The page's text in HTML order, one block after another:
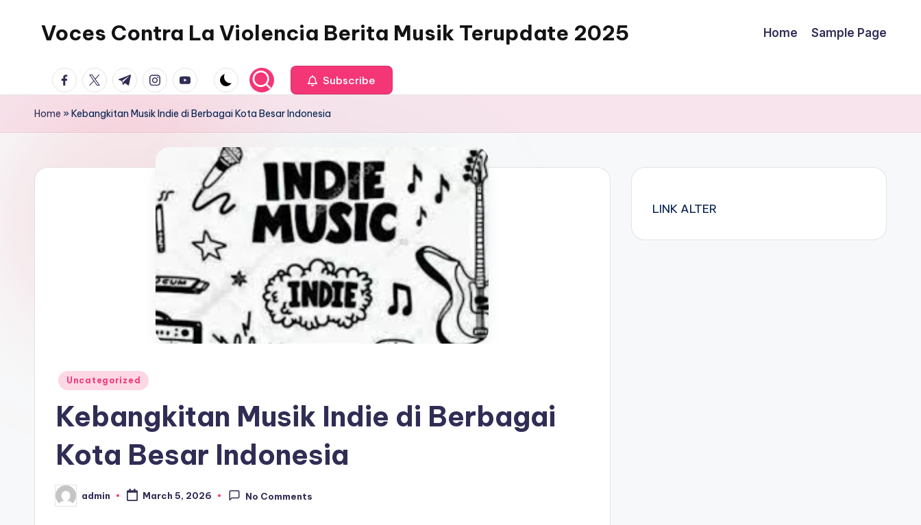
Voces Contra La Violencia Berita Musik Terupdate 2025 Home Sample Page
facebook.com
twitter.com
t.me instagram.com
youtube.com Subscribe
Home »Kebangkitan Musik Indie di Berbagai Kota Besar Indonesia
Posted
Uncategorized
Kebangkitan Musik Indie di Berbagai
Kota Besar Indonesia
Posted
by
admin March 5, 2026 No Comments
LINK ALTER